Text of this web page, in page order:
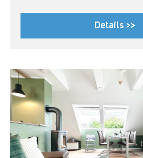
Details >>